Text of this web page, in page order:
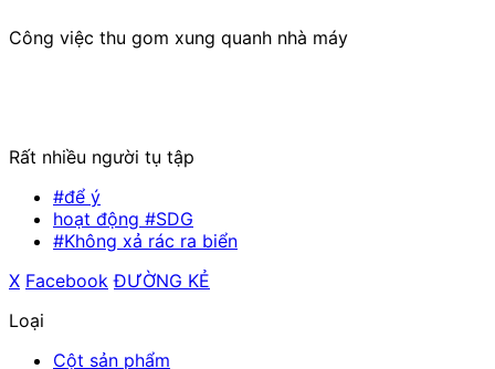
Công việc thu gom xung quanh nhà máy
Rất nhiều người tụ tập
#để ý
hoạt động #SDG
#Không xả rác ra biển
X Facebook ​ ​ĐƯỜNG KẺ
Loại
Cột sản phẩm